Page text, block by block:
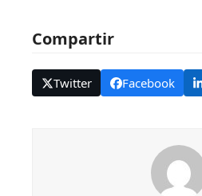
Compartir
Twitter Facebook